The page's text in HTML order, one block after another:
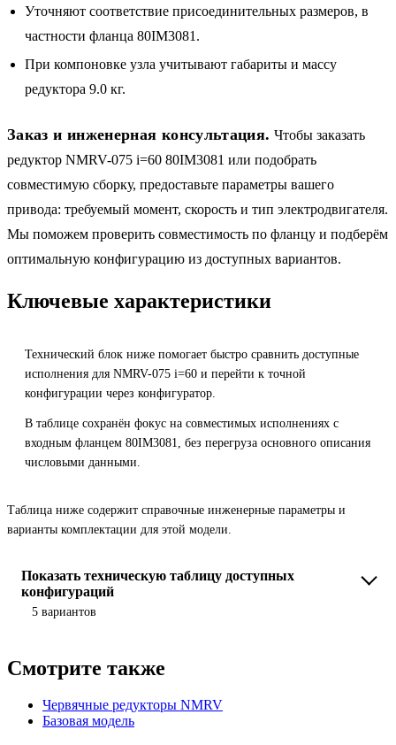
Уточняют соответствие присоединительных размеров, в
частности фланца 80IM3081.
При компоновке узла учитывают габариты и массу
редуктора 9.0 кг.
Заказ и инженерная консультация. Чтобы заказать
редуктор NMRV-075 i=60 80IM3081 или подобрать
совместимую сборку, предоставьте параметры вашего
привода: требуемый момент, скорость и тип электродвигателя.
Мы поможем проверить совместимость по фланцу и подберём
оптимальную конфигурацию из доступных вариантов.
Ключевые характеристики
Технический блок ниже помогает быстро сравнить доступные
исполнения для NMRV-075 i=60 и перейти к точной
конфигурации через конфигуратор.
В таблице сохранён фокус на совместимых исполнениях с
входным фланцем 80IM3081, без перегруза основного описания
числовыми данными.
Таблица ниже содержит справочные инженерные параметры и
варианты комплектации для этой модели.
Показать техническую таблицу доступных
конфигураций
5 вариантов
Смотрите также
Червячные редукторы NMRV
Базовая модель